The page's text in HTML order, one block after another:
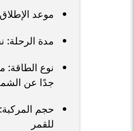
موعد الإطلاق:
مدة الرحلة: نحو 6 سنوات للوصول إلى تيتان،
جدًا عن
للقمر